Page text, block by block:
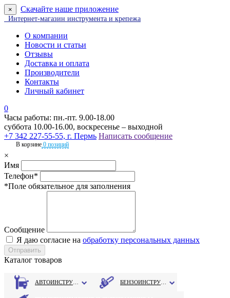
× Скачайте наше приложение
Интернет-магазин инструмента и крепежа
О компании
Новости и статьи
Отзывы
Доставка и оплата
Производители
Контакты
Личный кабинет
0
Часы работы: пн.-пт. 9.00-18.00
суббота 10.00-16.00, воскресенье – выходной
+7 342 227-55-55, г. Пермь Написать сообщение
В корзине 0 позиций
×
Имя
Телефон*
*Поле обязательное для заполнения
Сообщение
Я даю согласие на обработку персональных данных
Каталог товаров